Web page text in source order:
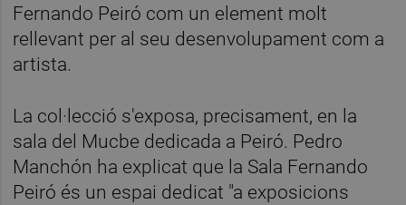
Fernando Peiró com un element molt
rellevant per al seu desenvolupament com a
artista.
La col·lecció s'exposa, precisament, en la
sala del Mucbe dedicada a Peiró. Pedro
Manchón ha explicat que la Sala Fernando
Peiró és un espai dedicat "a exposicions